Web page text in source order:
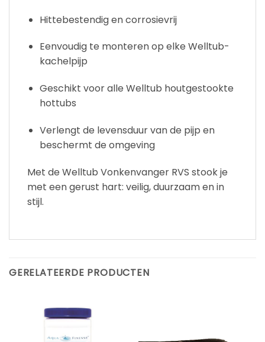
Hittebestendig en corrosievrij
Eenvoudig te monteren op elke Welltub-
kachelpijp
Geschikt voor alle Welltub houtgestookte
hottubs
Verlengt de levensduur van de pijp en
beschermt de omgeving
Met de Welltub Vonkenvanger RVS stook je
met een gerust hart: veilig, duurzaam en in
stijl.
GERELATEERDE PRODUCTEN